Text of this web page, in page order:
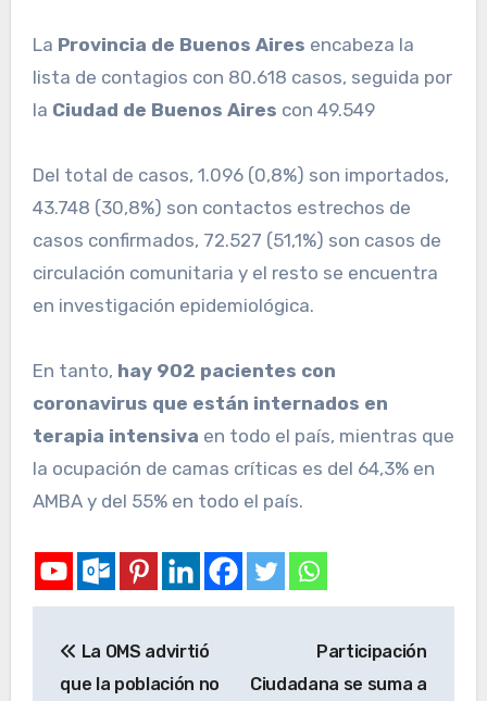
La Provincia de Buenos Aires encabeza la
lista de contagios con 80.618 casos, seguida por
la Ciudad de Buenos Aires con 49.549
Del total de casos, 1.096 (0,8%) son importados,
43.748 (30,8%) son contactos estrechos de
casos confirmados, 72.527 (51,1%) son casos de
circulación comunitaria y el resto se encuentra
en investigación epidemiológica.
En tanto, hay 902 pacientes con
coronavirus que están internados en
terapia intensiva en todo el país, mientras que
la ocupación de camas críticas es del 64,3% en
AMBA y del 55% en todo el país.
La OMS advirtió
que la población no
Participación
Ciudadana se suma a